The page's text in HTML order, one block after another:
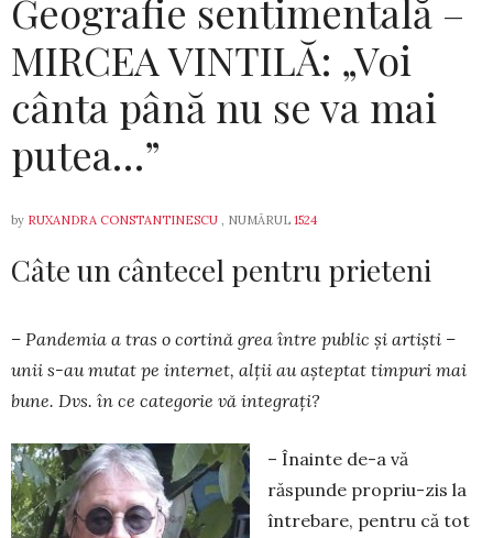
Geografie sentimentală –
MIRCEA VINTILĂ: „Voi
cânta până nu se va mai
putea…”
by RUXANDRA CONSTANTINESCU , NUMĂRUL 1524
Câte un cântecel pentru prieteni
– Pandemia a tras o cortină grea între public și artiști –
unii s-au mutat pe internet, alții au aș­teptat timpuri mai
bune. Dvs. în ce categorie vă integrați?
– Înainte de-a vă
răspunde propriu-zis la
în­tre­bare, pentru că tot